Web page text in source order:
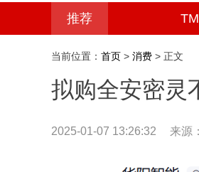
推荐
当前位置： 首页 > 消费 > 正文
拟购全安密灵
2025-01-07 13:26:32 来源